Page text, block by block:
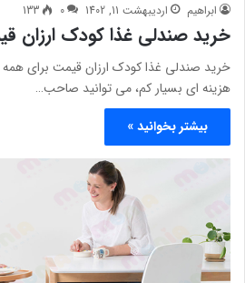
ابراهیم اردیبهشت 11, 1402 0
133
خرید صندلی غذا کودک ارزان
خرید صندلی غذا کودک ارزان قیمت برای
هزینه ای بسیار کم، می توانید صاحب…
بیشتر بخوانید »